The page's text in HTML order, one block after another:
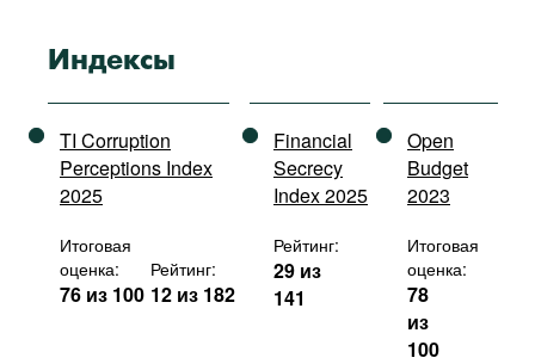
Индексы
TI Corruption
Perceptions Index
2025
Итоговая
оценка:
76 из 100
Рейтинг:
12 из 182
Financial
Secrecy
Index 2025
Рейтинг:
29 из
141
Open
Budget
2023
Итоговая
оценка:
78
из
100